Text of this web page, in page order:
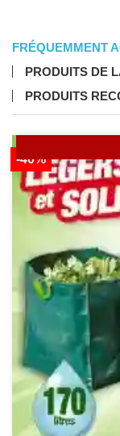
FRÉQUEMMENT
PRODUITS DE
PRODUITS
-40%